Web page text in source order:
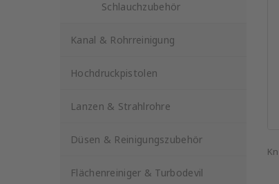
Schlauchzubehör
Kanal & Rohrreinigung
Hochdruckpistolen
Lanzen & Strahlrohre
Düsen & Reinigungszubehör
Flächenreiniger & Turbodevil